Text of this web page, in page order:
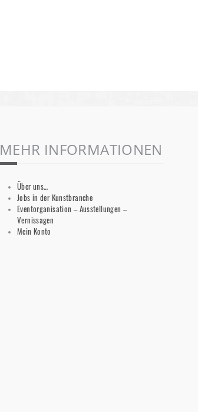
MEHR INFORMATIONEN
Über uns…
Jobs in der Kunstbranche
Eventorganisation – Ausstellungen –
Vernissagen
Mein Konto